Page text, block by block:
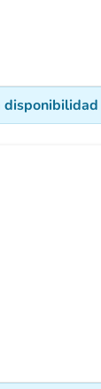
disponibilidad